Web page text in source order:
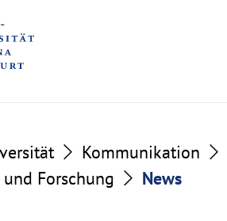
Kommunikation
Forschung
News